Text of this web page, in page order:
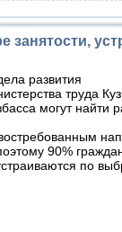
занятости,
развития
труда
могут найти
90%
по